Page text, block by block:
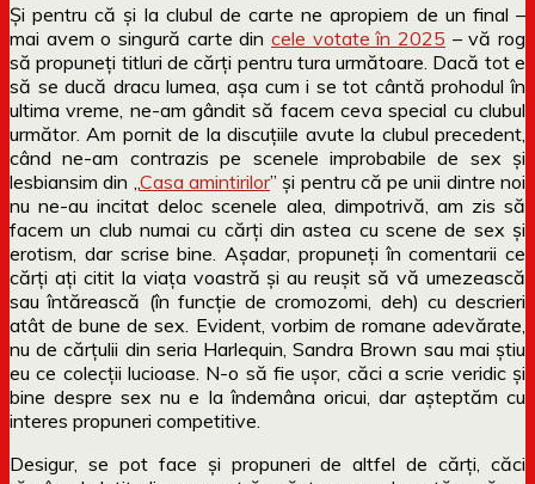
Și pentru că și la clubul de carte ne apropiem de un final –
mai avem o singură carte din cele votate în 2025 – vă rog
să propuneți titluri de cărți pentru tura următoare. Dacă tot e
să se ducă dracu lumea, așa cum i se tot cântă prohodul în
ultima vreme, ne-am gândit să facem ceva special cu clubul
următor. Am pornit de la discuțiile avute la clubul precedent,
când ne-am contrazis pe scenele improbabile de sex și
lesbiansim din „ Casa amintirilor” și pentru că pe unii dintre noi
nu ne-au incitat deloc scenele alea, dimpotrivă, am zis să
facem un club numai cu cărți din astea cu scene de sex și
erotism, dar scrise bine. Așadar, propuneți în comentarii ce
cărți ați citit la viața voastră și au reușit să vă umezească
sau întărească (în funcție de cromozomi, deh) cu descrieri
atât de bune de sex. Evident, vorbim de romane adevărate,
nu de cărțulii din seria Harlequin, Sandra Brown sau mai știu
eu ce colecții lucioase. N-o să fie ușor, căci a scrie veridic și
bine despre sex nu e la îndemâna oricui, dar așteptăm cu
interes propuneri competitive.
Desigur, se pot face și propuneri de altfel de cărți, căci